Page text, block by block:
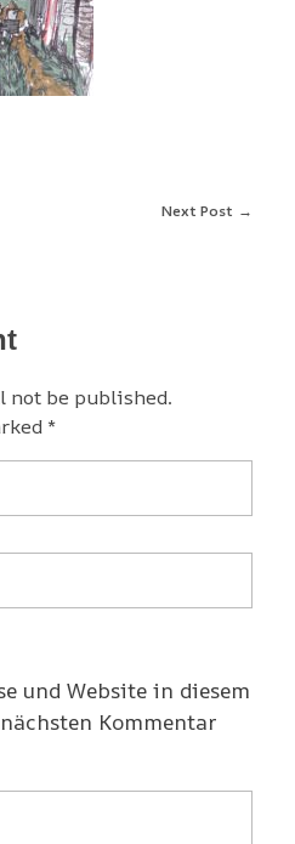
Next Post
not be published.
*
und Website in diesem
Kommentar